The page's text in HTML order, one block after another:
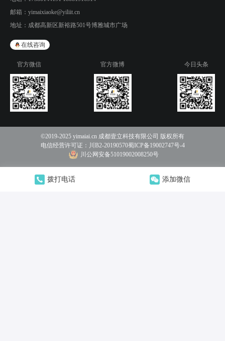
拨打电话 添加微信
邮箱： yimaixiaoke@yiliit.cn
地址： 成都高新区新裕路501号博雅城市广场
在线咨询
官方微信 官方微博 今日头条
©2019-2025 yimaiai.cn 成都壹立科技有限公司 版权所有
电信经营许可证：
川B2-20190570蜀ICP备19002747号-4
川公网安备51019002008250号